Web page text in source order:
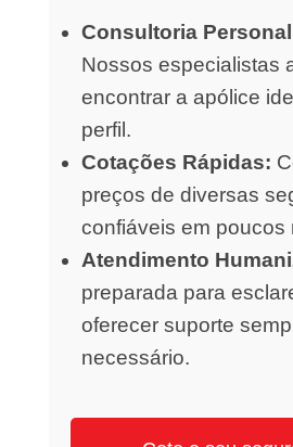
Consultoria
Nossos especialistas
encontrar a apólice
perfil.
Cotações Rápidas:
preços de diversas
confiáveis em poucos
Atendimento
preparada para
oferecer suporte
necessário.